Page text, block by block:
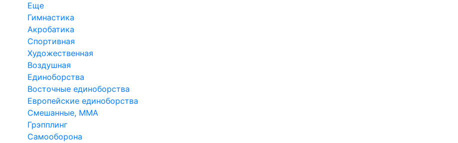
Еще
Гимнастика
Акробатика
Спортивная
Художественная
Воздушная
Единоборства
Восточные единоборства
Европейские единоборства
Смешанные, ММА
Грэпплинг
Самооборона